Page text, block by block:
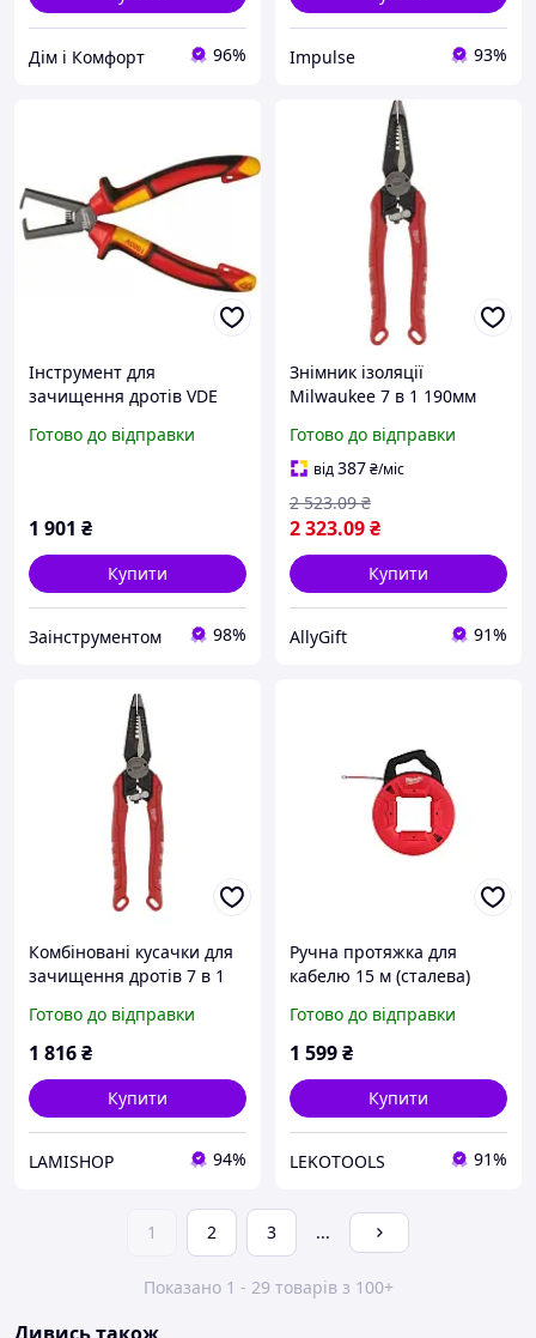
Дім і Комфорт 96% Impulse 93%
Інструмент для
зачищення дротів VDE
4932464573
Готово до відправки
1 901 ₴
Купити
Заінструментом 98%
Знімник ізоляції
Milwaukee 7 в 1 190мм
кусачки для проводів
Готово до відправки
від387₴/міс
2 323.09₴
2 523.09 ₴
Купити
AllyGift 91%
Комбіновані кусачки для
зачищення дротів 7 в 1
Готово до відправки
1 816₴
Купити
LAMISHOP 94%
Ручна протяжка для
кабелю 15 м (сталева)
Готово до відправки
1 599₴
Купити
LEKOTOOLS 91%
1 2 3 ...
Показано 1 - 29 товарів з 100+